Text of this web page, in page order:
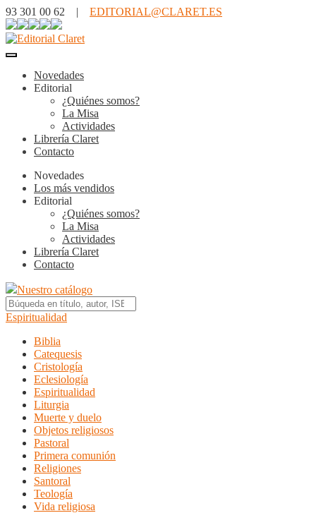
93 301 00 62 | EDITORIAL@CLARET.ES
Novedades
Editorial
¿Quiénes somos?
La Misa
Actividades
Librería Claret
Contacto
Novedades
Los más vendidos
Editorial
¿Quiénes somos?
La Misa
Actividades
Librería Claret
Contacto
Nuestro catálogo
Espiritualidad
Biblia
Catequesis
Cristología
Eclesiología
Espiritualidad
Liturgia
Muerte y duelo
Objetos religiosos
Pastoral
Primera comunión
Religiones
Santoral
Teología
Vida religiosa